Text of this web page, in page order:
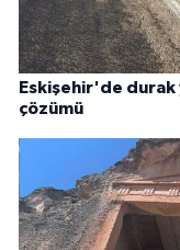
Eskişehir'de durak
çözümü